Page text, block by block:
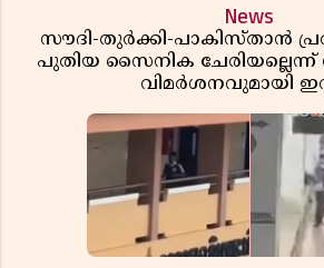
News
സൗദി-തുർക്കി-പാകിസ്താൻ
പുതിയ സൈനിക ചേരിയല്ലെന്ന്
വിമർശനവുമായി